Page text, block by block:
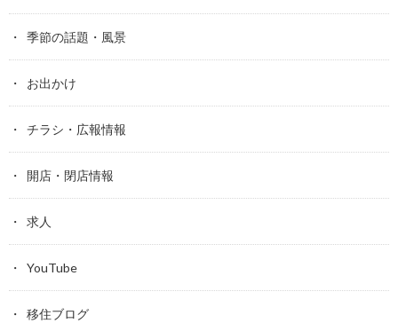
季節の話題・風景
お出かけ
チラシ・広報情報
開店・閉店情報
求人
YouTube
移住ブログ